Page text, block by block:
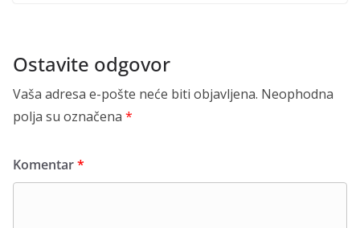
Ostavite odgovor
Vaša adresa e-pošte neće biti objavljena. Neophodna
polja su označena *
Komentar*